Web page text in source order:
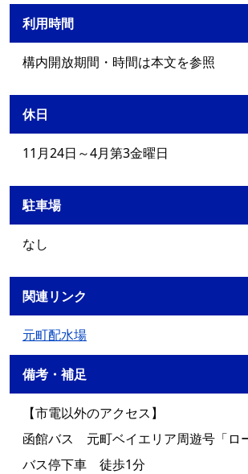
利用時間
構内開放期間・時間は本文を参照
休日
11月24日～4月第3金曜日
駐車場
なし
関連リンク
元町配水場
備考・補足
【市電以外のアクセス】
函館バス 元町ベイエリア周遊号「ロ
バス停下車 徒歩1分